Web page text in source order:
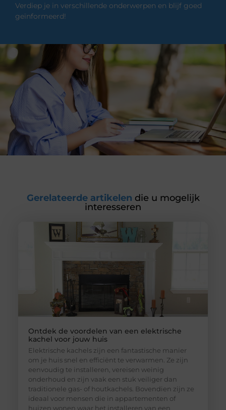
Verdiep je in verschillende onderwerpen en blijf goed
geïnformeerd!
Gerelateerde artikelen die u mogelijk
interesseren
Ontdek de voordelen van een elektrische
kachel voor jouw huis
Elektrische kachels zijn een fantastische manier
om je huis snel en efficiënt te verwarmen. Ze zijn
eenvoudig te installeren, vereisen weinig
onderhoud en zijn vaak een stuk veiliger dan
traditionele gas- of houtkachels. Bovendien zijn ze
ideaal voor mensen die in appartementen of
huizen wonen waar het installeren van een